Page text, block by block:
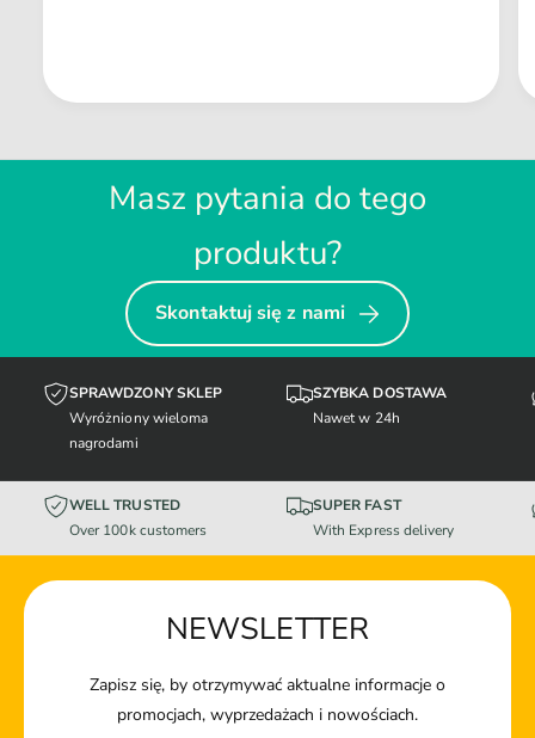
Masz pytania do tego
produktu?
Skontaktuj się z nami
SPRAWDZONY SKLEP
Wyróżniony wieloma
nagrodami
SZYBKA DOSTAWA
Nawet w 24h
WELL TRUSTED
Over 100k customers
SUPER FAST
With Express delivery
NEWSLETTER
Zapisz się, by otrzymywać aktualne informacje o
promocjach, wyprzedażach i nowościach.